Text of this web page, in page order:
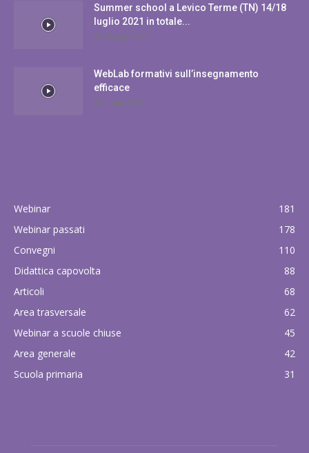
Summer school a Levico Terme (TN) 14/18
luglio 2021 in totale...
16 Maggio 2022
WebLab formativi sull’insegnamento
efficace
22 Luglio 2023
Webinar
181
Webinar passati
178
Convegni
110
Didattica capovolta
88
Articoli
68
Area trasversale
62
Webinar a scuole chiuse
45
Area generale
42
Scuola primaria
31